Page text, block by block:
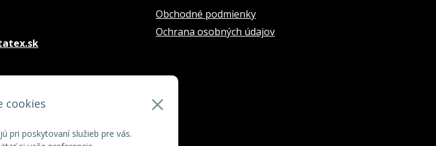
cookies
pri poskytovaní služieb pre vás.
Obchodné podmienky
Ochrana osobných údajov